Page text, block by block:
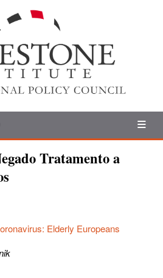
Tratamento a
Elderly Europeans